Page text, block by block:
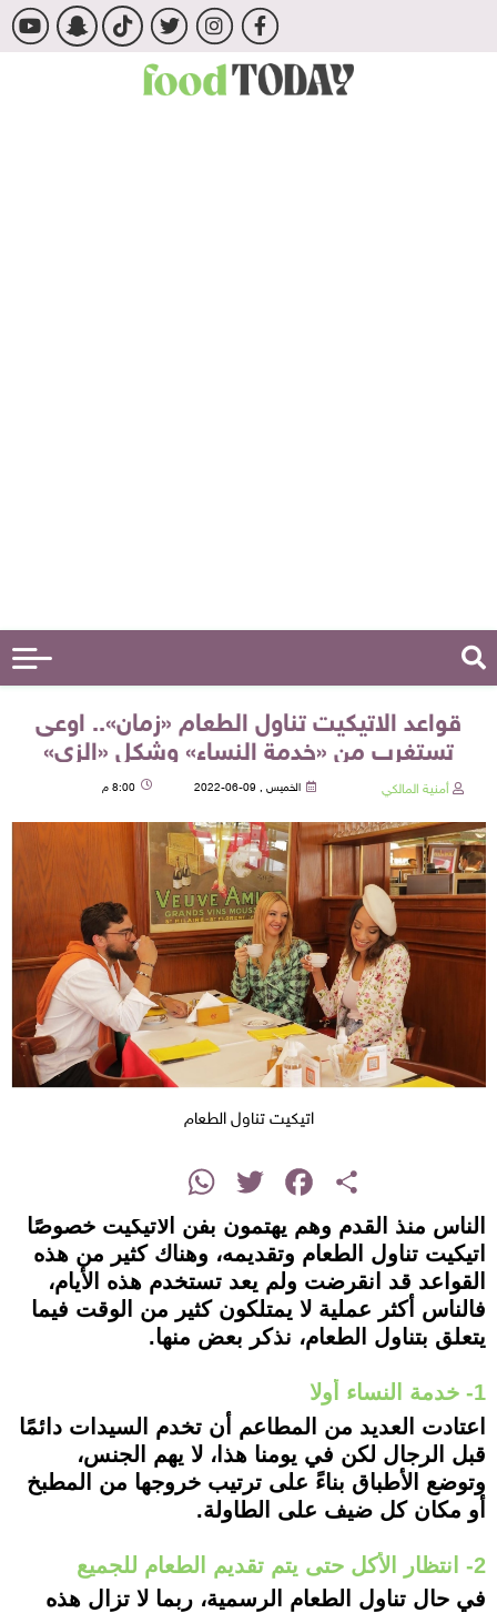
قواعد الاتيكيت تناول الطعام «زمان».. اوعى
تستغرب من «خدمة النساء» وشكل «الزي»
أمنية المالكي الخميس , 09-06-2022 8:00 م
اتيكيت تناول الطعام
Share
Facebook
Twitter
WhatsApp
الناس منذ القدم وهم يهتمون بفن الاتيكيت خصوصًا
اتيكيت تناول الطعام وتقديمه، وهناك كثير من هذه
القواعد قد انقرضت ولم يعد تستخدم هذه الأيام،
فالناس أكثر عملية لا يمتلكون كثير من الوقت فيما
يتعلق بتناول الطعام، نذكر بعض منها.
1- خدمة النساء أولا
اعتادت العديد من المطاعم أن تخدم السيدات دائمًا
قبل الرجال لكن في يومنا هذا، لا يهم الجنس،
وتوضع الأطباق بناءً على ترتيب خروجها من المطبخ
أو مكان كل ضيف على الطاولة.
2- انتظار الأكل حتى يتم تقديم الطعام للجميع
في حال تناول الطعام الرسمية، ربما لا تزال هذه